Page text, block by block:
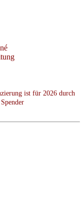
ist für 2026 durch